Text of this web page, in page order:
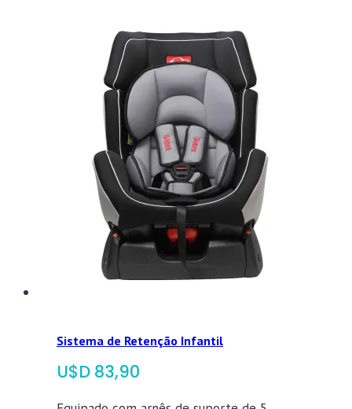
Sistema de Retenção Infantil
$ 83,90